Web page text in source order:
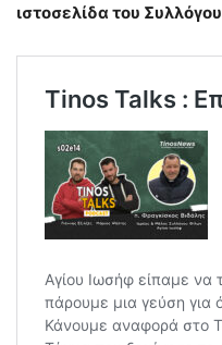
ιστοσελίδα του Συλλόγου